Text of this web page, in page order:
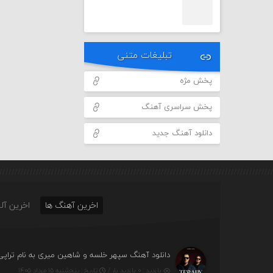
تبلیغات متنی
پخش مژه
پخش سراسری آهنگ
دانلود آهنگ جدید
اخرین آهنگ ها اخرین
دانلود آهنگ سپهر خلسه و شاهین میری به نام
بازدید : ۰ بازدید بار / تاریخ : پنج‌شنبه ۱۵ مرداد ۱۴۰۵